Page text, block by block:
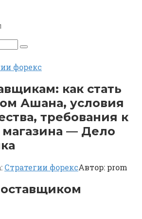
форекс
как стать
Ашана, условия
требования к
— Дело
Стратегии форексАвтор: prom